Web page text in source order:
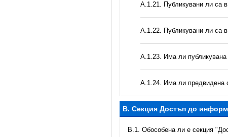
А.1.21. Публикувани ли са в
А.1.22. Публикувани ли са в
А.1.23. Има ли
А.1.24. Има ли предвидена
B. Секция Достъп до
В.1. Обособена ли е секция